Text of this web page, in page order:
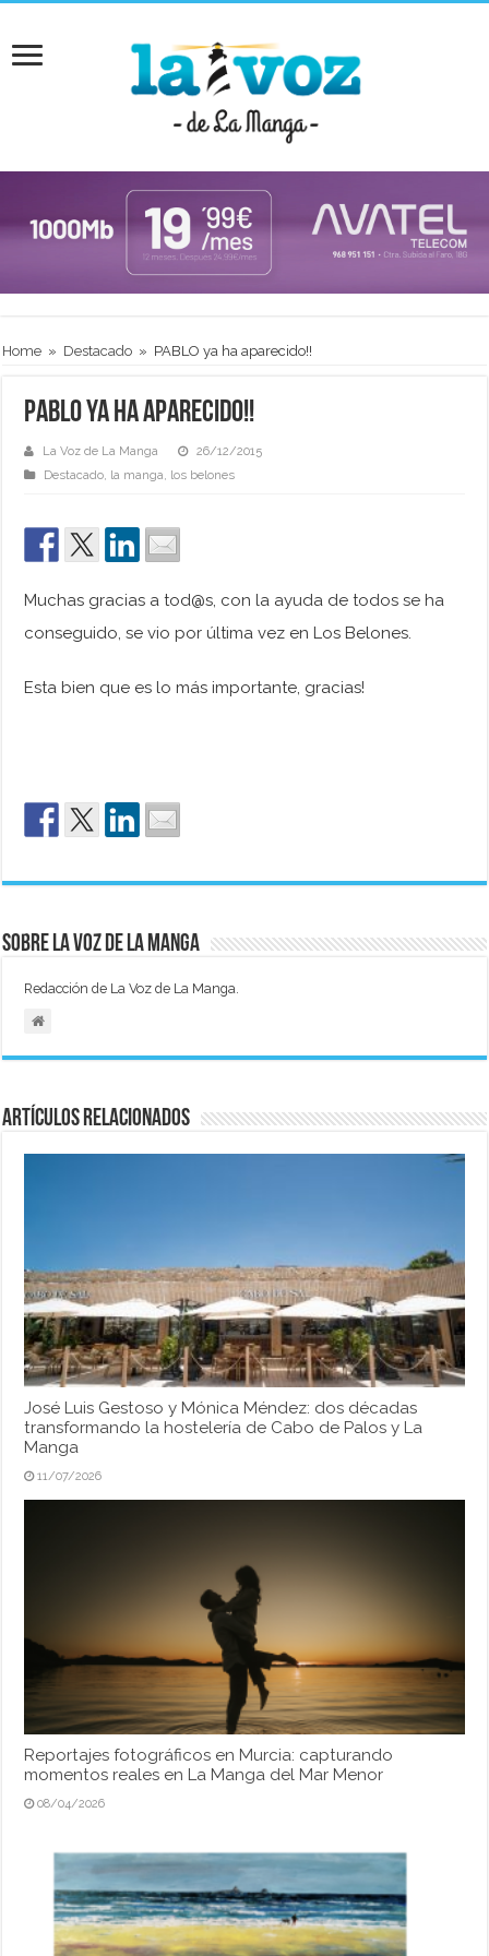
Home » Destacado » PABLO ya ha aparecido!!
PABLO ya ha aparecido!!
La Voz de La Manga
26/12/2015
Destacado, la manga, los belones
Muchas gracias a tod@s, con la ayuda de todos se ha
conseguido, se vio por última vez en Los Belones.
Esta bien que es lo más importante, gracias!
Sobre La Voz de La Manga
Redacción de La Voz de La Manga.
Artículos relacionados
José Luis Gestoso y Mónica Méndez: dos décadas
transformando la hostelería de Cabo de Palos y La
Manga
11/07/2026
Reportajes fotográficos en Murcia: capturando
momentos reales en La Manga del Mar Menor
08/04/2026